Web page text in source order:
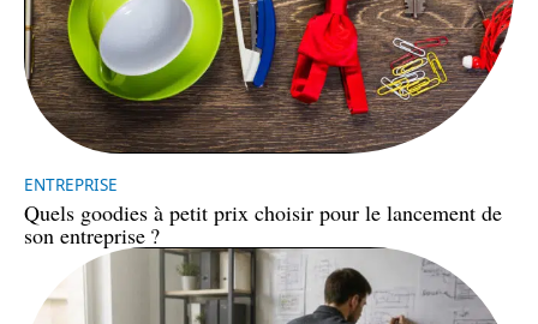
ENTREPRISE
Quels goodies à petit prix choisir pour le lancement de
son entreprise ?